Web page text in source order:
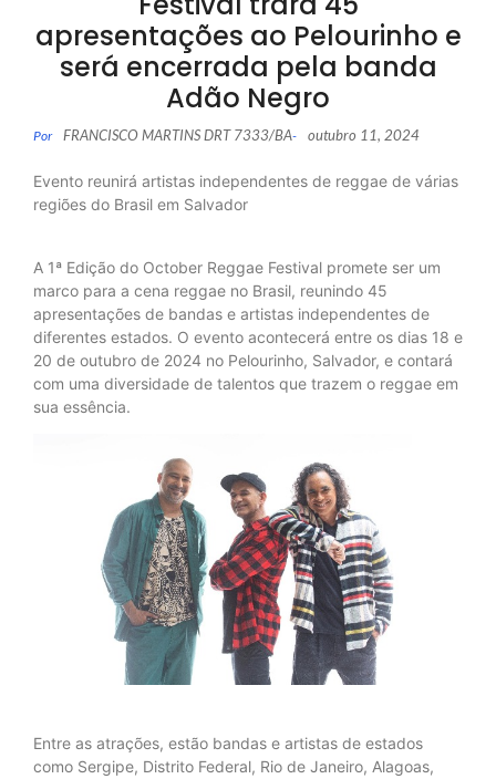
apresentações ao Pelourinho e
será encerrada pela banda
Adão Negro
Por FRANCISCO MARTINS DRT 7333/BA- outubro 11, 2024
Evento reunirá artistas independentes de reggae de várias
regiões do Brasil em Salvador
A 1ª Edição do October Reggae Festival promete ser um
marco para a cena reggae no Brasil, reunindo 45
apresentações de bandas e artistas independentes de
diferentes estados. O evento acontecerá entre os dias 18 e
20 de outubro de 2024 no Pelourinho, Salvador, e contará
com uma diversidade de talentos que trazem o reggae em
sua essência.
Entre as atrações, estão bandas e artistas de estados
como Sergipe, Distrito Federal, Rio de Janeiro, Alagoas,